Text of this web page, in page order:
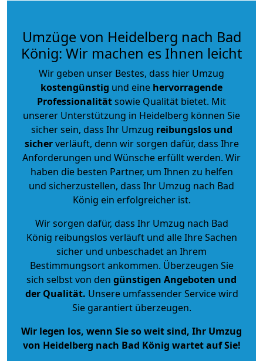
Umzüge von Heidelberg nach Bad
König: Wir machen es Ihnen leicht
Wir geben unser Bestes, dass hier Umzug
kostengünstig und eine hervorragende
Professionalitätsowie Qualität bietet. Mit
unserer Unterstützung in Heidelberg können Sie
sicher sein, dass Ihr Umzug reibungslos und
sicherverläuft, denn wir sorgen dafür, dass Ihre
Anforderungen und Wünsche erfüllt werden. Wir
haben die besten Partner, um Ihnen zu helfen
und sicherzustellen, dass Ihr Umzug nach Bad
König ein erfolgreicher ist.
Wir sorgen dafür, dass Ihr Umzug nach Bad
König reibungslos verläuft und alle Ihre Sachen
sicher und unbeschadet an Ihrem
Bestimmungsort ankommen. Überzeugen Sie
sich selbst von den günstigen Angeboten und
der Qualität. Unsere umfassender Service wird
Sie garantiert überzeugen.
Wir legen los, wenn Sie so weit sind, Ihr Umzug
von Heidelberg nach Bad König wartet auf Sie!